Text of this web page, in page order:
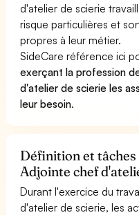
d'atelier de scierie
risque particulières et
propres à leur métier.
SideCare référence ici
exerçant la profession
d'atelier de scierie les
leur besoin.
Définition et
Adjointe chef
Durant l'exercice du
d'atelier de scierie, les